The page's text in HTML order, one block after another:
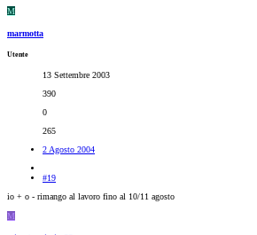
M
marmotta
Utente
13 Settembre 2003
390
0
265
2 Agosto 2004
#19
io + o - rimango al lavoro fino al 10/11 agosto
M